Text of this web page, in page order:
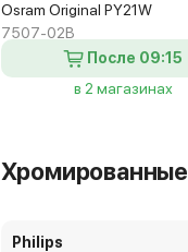
Osram Original PY21W
7507-02B
После 09:15
в 2 магазинах
Хромированные
Philips